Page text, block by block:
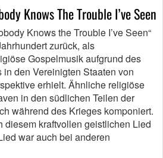
Knows The Trouble I’ve Seen
Knows the Trouble I’ve Seen“
zurück, als
Gospelmusik aufgrund des
den Vereinigten Staaten von
erhielt. Ähnliche religiöse
in den südlichen Teilen der
während des Krieges komponiert.
diesem kraftvollen geistlichen Lied
war auch bei anderen